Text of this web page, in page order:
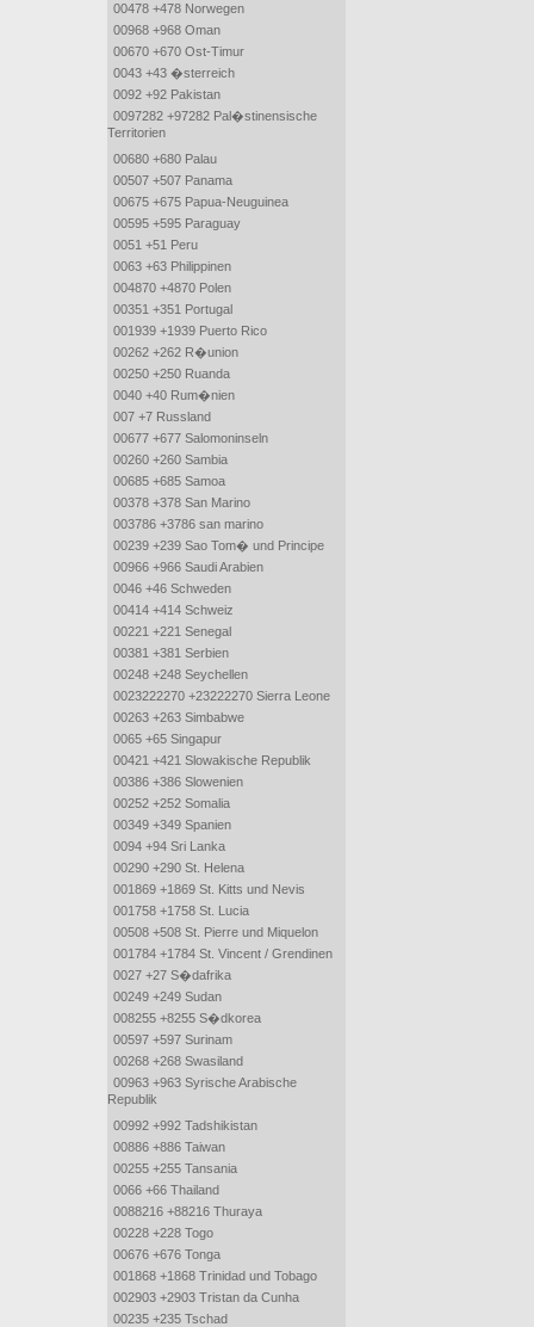
00478 +478 Norwegen
00968 +968 Oman
00670 +670 Ost-Timur
0043 +43 �sterreich
0092 +92 Pakistan
0097282 +97282 Pal�stinensische
Territorien
00680 +680 Palau
00507 +507 Panama
00675 +675 Papua-Neuguinea
00595 +595 Paraguay
0051 +51 Peru
0063 +63 Philippinen
004870 +4870 Polen
00351 +351 Portugal
001939 +1939 Puerto Rico
00262 +262 R�union
00250 +250 Ruanda
0040 +40 Rum�nien
007 +7 Russland
00677 +677 Salomoninseln
00260 +260 Sambia
00685 +685 Samoa
00378 +378 San Marino
003786 +3786 san marino
00239 +239 Sao Tom� und Principe
00966 +966 Saudi Arabien
0046 +46 Schweden
00414 +414 Schweiz
00221 +221 Senegal
00381 +381 Serbien
00248 +248 Seychellen
0023222270 +23222270 Sierra Leone
00263 +263 Simbabwe
0065 +65 Singapur
00421 +421 Slowakische Republik
00386 +386 Slowenien
00252 +252 Somalia
00349 +349 Spanien
0094 +94 Sri Lanka
00290 +290 St. Helena
001869 +1869 St. Kitts und Nevis
001758 +1758 St. Lucia
00508 +508 St. Pierre und Miquelon
001784 +1784 St. Vincent / Grendinen
0027 +27 S�dafrika
00249 +249 Sudan
008255 +8255 S�dkorea
00597 +597 Surinam
00268 +268 Swasiland
00963 +963 Syrische Arabische
Republik
00992 +992 Tadshikistan
00886 +886 Taiwan
00255 +255 Tansania
0066 +66 Thailand
0088216 +88216 Thuraya
00228 +228 Togo
00676 +676 Tonga
001868 +1868 Trinidad und Tobago
002903 +2903 Tristan da Cunha
00235 +235 Tschad